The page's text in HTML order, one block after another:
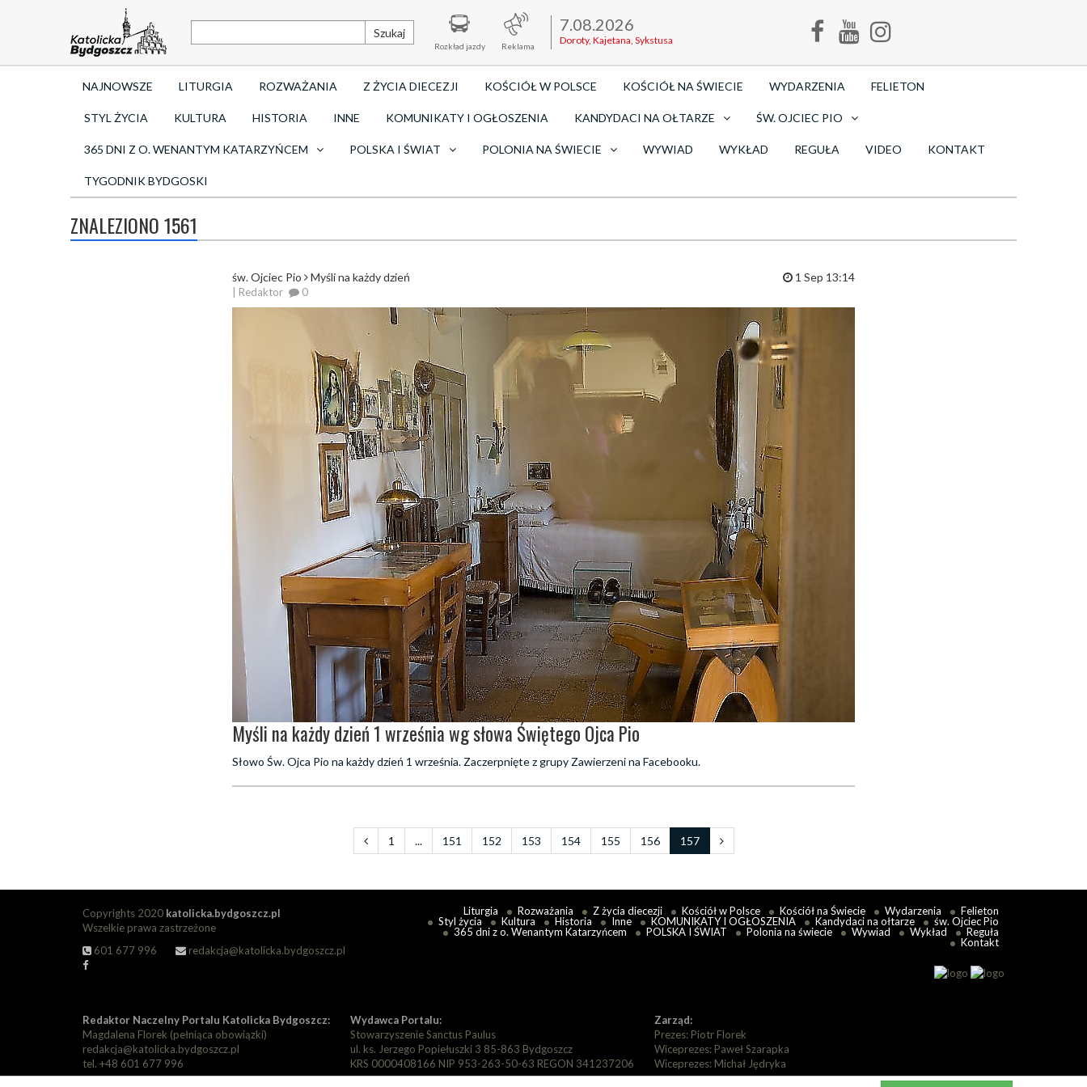
Szukaj
Rozkład jazdy Reklama
7.08.2026
Doroty, Kajetana, Sykstusa
NAJNOWSZE LITURGIA ROZWAŻANIA Z ŻYCIA DIECEZJI KOŚCIÓŁ W POLSCE KOŚCIÓŁ NA ŚWIECIE WYDARZENIA FELIETON
STYL ŻYCIA KULTURA HISTORIA INNE KOMUNIKATY I OGŁOSZENIA KANDYDACI NA OŁTARZE ŚW. OJCIEC PIO
365 DNI Z O. WENANTYM KATARZYŃCEM POLSKA I ŚWIAT POLONIA NA ŚWIECIE WYWIAD WYKŁAD REGUŁA VIDEO KONTAKT
TYGODNIK BYDGOSKI
ZNALEZIONO 1561
św. Ojciec Pio Myśli na każdy dzień
| Redaktor 0
1 Sep 13:14
Myśli na każdy dzień 1 września wg słowa Świętego Ojca Pio
Słowo Św. Ojca Pio na każdy dzień 1 września. Zaczerpnięte z grupy Zawierzeni na Facebooku.
1 ... 151 152 153 154 155 156 157
Copyrights 2020 katolicka.bydgoszcz.pl
Wszelkie prawa zastrzeżone
601 677 996
redakcja@katolicka.bydgoszcz.pl
Liturgia Rozważania Z życia diecezji Kościół w Polsce Kościół na Świecie Wydarzenia
Felieton
Styl życia
Kultura Historia Inne KOMUNIKATY I OGŁOSZENIA Kandydaci na ołtarze
św. Ojciec Pio
365 dni z o. Wenantym Katarzyńcem
POLSKA I ŚWIAT Polonia na świecie Wywiad Wykład
Reguła
Kontakt
Redaktor Naczelny Portalu Katolicka Bydgoszcz:
Magdalena Florek (pełniąca obowiązki)
redakcja@katolicka.bydgoszcz.pl
tel. +48 601 677 996
Wydawca Portalu:
Stowarzyszenie Sanctus Paulus
ul. ks. Jerzego Popiełuszki 3 85-863 Bydgoszcz
KRS 0000408166 NIP 953-263-50-63 REGON 341237206
Zarząd:
Prezes: Piotr Florek
Wiceprezes: Paweł Szarapka
Wiceprezes: Michał Jędryka